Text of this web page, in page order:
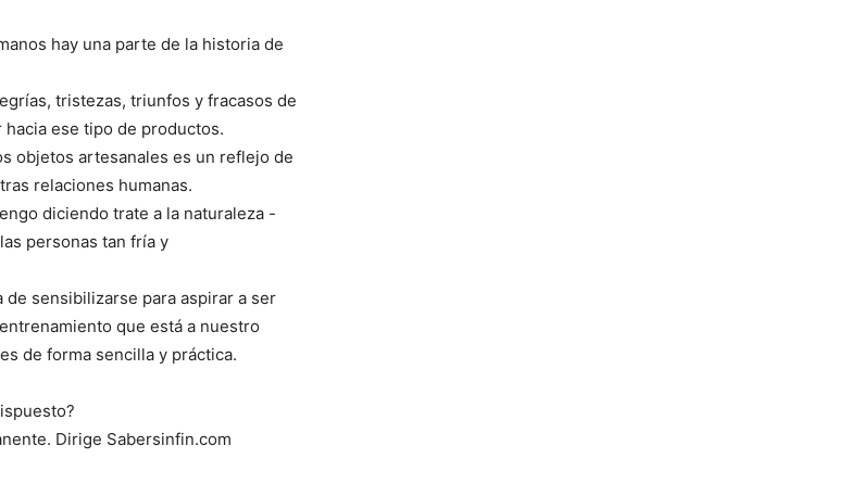
hay una parte de la historia de
tristezas, triunfos y fracasos de
ese tipo de productos.
objetos artesanales es un reflejo de
relaciones humanas.
diciendo trate a la naturaleza -
personas tan fría y
sensibilizarse para aspirar a ser
que está a nuestro
de forma sencilla y práctica.
Dirige Sabersinfin.com